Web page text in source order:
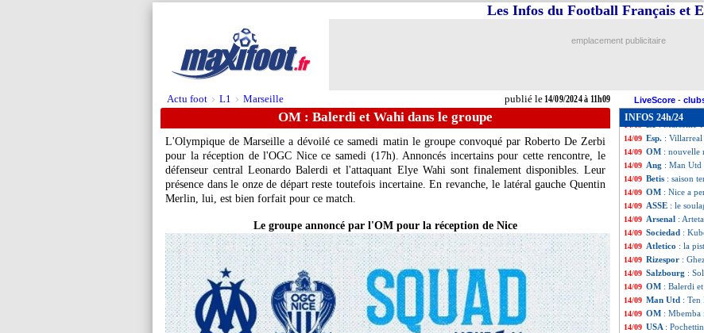
Actu foot > L1 > Marseille publié le14/09/2024 à 11h09
Les Infos du Football Français et
emplacement publicitaire
LiveScore -
OM : Balerdi et Wahi dans le groupe
L'Olympique de Marseille a dévoilé ce samedi matin le groupe convoqué par Roberto De Zerbi
pour la réception de l'OGC Nice ce samedi (17h). Annoncés incertains pour cette rencontre, le
défenseur central Leonardo Balerdi et l'attaquant Elye Wahi sont finalement disponibles. Leur
présence dans le onze de départ reste toutefois incertaine. En revanche, le latéral gauche Quentin
Merlin, lui, est bien forfait pour ce match.
Le groupe annoncé par l'OM pour la réception de Nice
INFOS 24h/24
14/09 L1: Auxerre-
14/09 Ang.: Haaland
14/09 All.:
14/09 Juve:
14/09 L2: le Paris
:
14/09 Esp. :
14/09 OM : nouvelle
14/09 Ang : Man Utd
14/09 Betis : saison
14/09 OM : Nice a
14/09 ASSE : le
14/09 Arsenal :
14/09 Sociedad :
14/09 Atletico : la
14/09 Rizespor :
14/09 Salzbourg :
14/09 OM : Balerdi
14/09 Man Utd : Ten
14/09 OM : Mbemba
14/09 USA :